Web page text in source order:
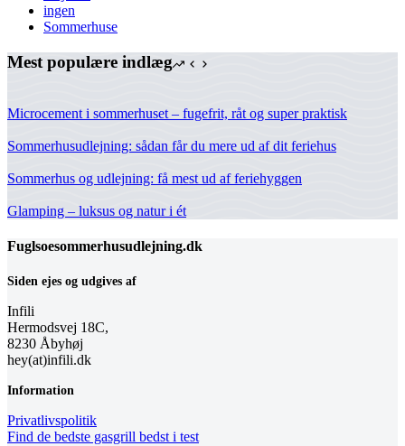
ingen
Sommerhuse
Mest populære indlæg
Microcement i sommerhuset – fugefrit, råt og super praktisk
Sommerhusudlejning: sådan får du mere ud af dit feriehus
Sommerhus og udlejning: få mest ud af feriehyggen
Glamping – luksus og natur i ét
Fuglsoesommerhusudlejning.dk
Siden ejes og udgives af
Infili
Hermodsvej 18C,
8230 Åbyhøj
hey(at)infili.dk
Information
Privatlivspolitik
Find de bedste gasgrill bedst i test